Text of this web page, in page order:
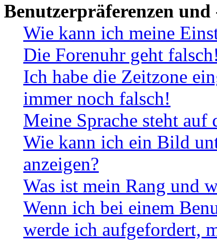
Benutzerpräferenzen und
Wie kann ich meine
Die Forenuhr geht
Ich habe die Zeitzone
immer noch falsch!
Meine Sprache steht
Wie kann ich ein Bild
anzeigen?
Was ist mein Rang und
Wenn ich bei einem
werde ich aufgefordert,